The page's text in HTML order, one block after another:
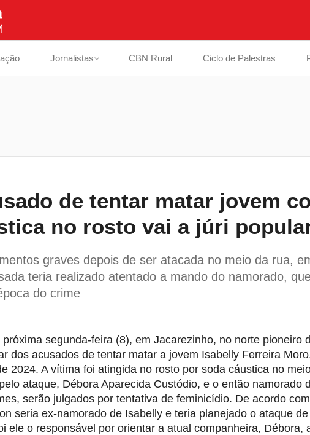
Jornalistas CBN Rural Ciclo de Palestras
de tentar matar jovem
no rosto vai a júri
graves depois de ser atacada no meio da rua,
teria realizado atentado a mando do namorado,
do crime
segunda-feira (8), em Jacarezinho, no norte pioneiro
dos acusados de tentar matar a jovem Isabelly Ferreira
2024. A vítima foi atingida no rosto por soda cáustica no
ataque, Débora Aparecida Custódio, e o então namorado
serão julgados por tentativa de feminicídio. De acordo
seria ex-namorado de Isabelly e teria planejado o ataque de
ele o responsável por orientar a atual companheira, Débora,
6
Casos de síndromes
diminuem 43% em
cuidados precisam
7
Equipes da Saúde de
capacitadas para
na Série B
9
Secretaria de Família
a ser administrada
Tribunal de Justiça
10 Justiça suspende
“racha” na Leste-Oeste